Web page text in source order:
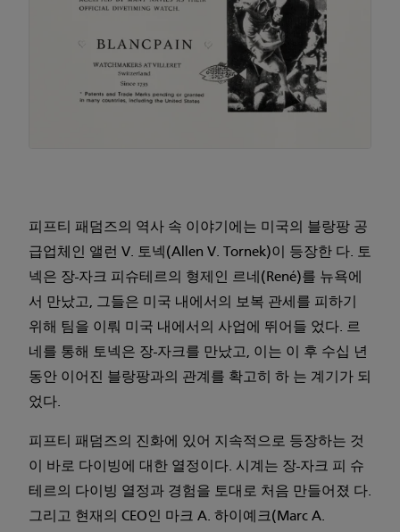
피프티 패덤즈의 역사 속 이야기에는 미국의 블랑팡 공
급업체인 앨런 V. 토넥(Allen V. Tornek)이 등장한 다. 토
넥은 장-자크 피슈테르의 형제인 르네(René)를 뉴욕에
서 만났고, 그들은 미국 내에서의 보복 관세를 피하기
위해 팀을 이뤄 미국 내에서의 사업에 뛰어들 었다. 르
네를 통해 토넥은 장-자크를 만났고, 이는 이 후 수십 년
동안 이어진 블랑팡과의 관계를 확고히 하 는 계기가 되
었다.
피프티 패덤즈의 진화에 있어 지속적으로 등장하는 것
이 바로 다이빙에 대한 열정이다. 시계는 장-자크 피 슈
테르의 다이빙 열정과 경험을 토대로 처음 만들어졌 다.
그리고 현재의 CEO인 마크 A. 하이예크(Marc A.